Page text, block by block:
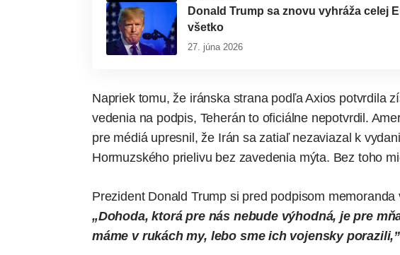
Donald Trump sa znovu vyhráža celej
všetko
27. júna 2026
Napriek tomu, že iránska strana podľa Axios potvrdila
vedenia na podpis, Teherán to oficiálne nepotvrdil.
pre médiá upresnil, že Irán sa zatiaľ nezaviazal k
Hormuzského prielivu bez zavedenia mýta. Bez toho
Prezident Donald Trump si pred podpisom
„Dohoda, ktorá pre nás nebude výhodná, je pre
máme v rukách my, lebo sme ich vojensky porazili,”